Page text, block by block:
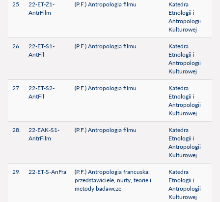
25.
22-ET-Z1-
AntrFilm
(P.F.) Antropologia filmu
Katedra
Etnologii i
Antropologii
Kulturowej
26.
22-ET-S1-
AntFil
(P.F.) Antropologia filmu
Katedra
Etnologii i
Antropologii
Kulturowej
27.
22-ET-S2-
AntFil
(P.F.) Antropologia filmu
Katedra
Etnologii i
Antropologii
Kulturowej
28.
22-EAK-S1-
AntrFilm
(P.F.) Antropologia filmu
Katedra
Etnologii i
Antropologii
Kulturowej
29. 22-ET-S-AnFra
(P.F.) Antropologia francuska:
przedstawiciele, nurty, teorie i
metody badawcze
Katedra
Etnologii i
Antropologii
Kulturowej